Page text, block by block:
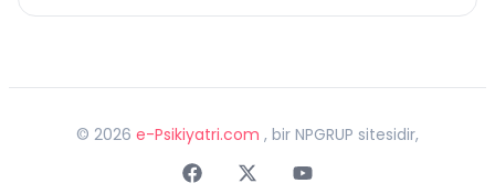
© 2026 e-Psikiyatri.com , bir NPGRUP sitesidir,